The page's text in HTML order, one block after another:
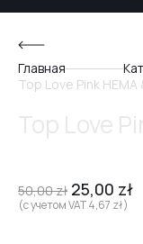
Главная
Top Love Pink HEMA
50,00zł 25,00 zł
(с учетом VAT4,67 zł)